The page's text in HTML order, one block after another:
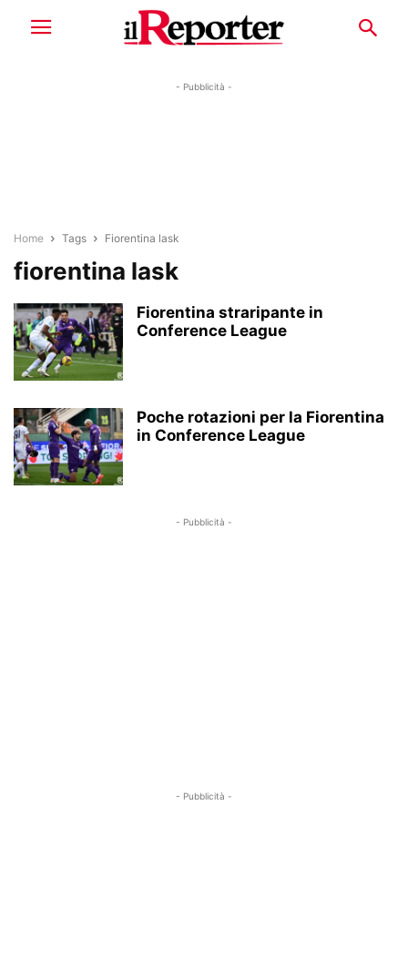
- Pubblicità -
Home Tags Fiorentina lask
fiorentina lask
Fiorentina straripante in
Conference League
Poche rotazioni per la Fiorentina
in Conference League
- Pubblicità -
- Pubblicità -